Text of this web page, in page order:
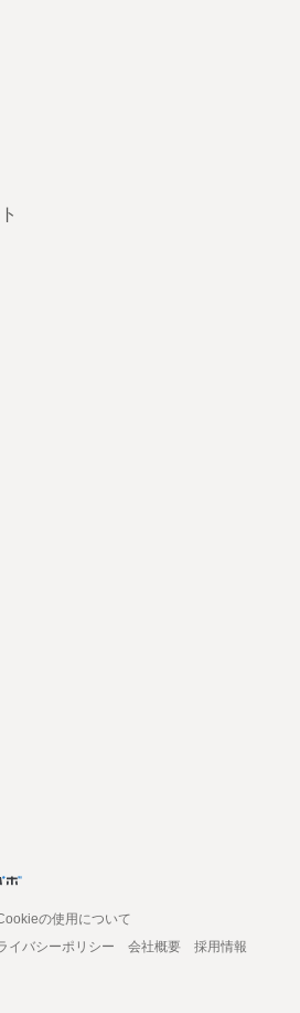
の使用について
イバシーポリシー 会社概要
採用情報